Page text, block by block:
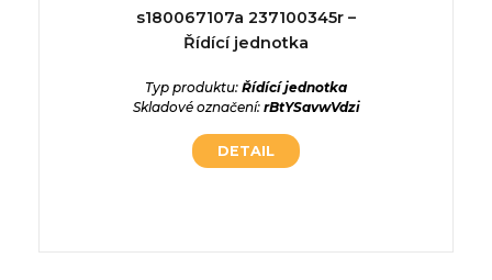
s180067107a 237100345r –
Řídící jednotka
Typ produktu: Řídící jednotka
Skladové označení: rBtYSavwVdzi
DETAIL